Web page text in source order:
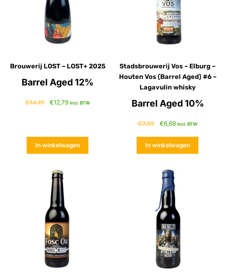
Brouwerij LOST – LOST+ 2025
Barrel Aged 12%
€14,19 €12,79 incl. BTW
In winkelwagen
Stadsbrouwerij Vos – Elburg –
Houten Vos (Barrel Aged) #6 –
Lagavulin whisky
Barrel Aged 10%
€7,39 €6,69 incl. BTW
In winkelwagen